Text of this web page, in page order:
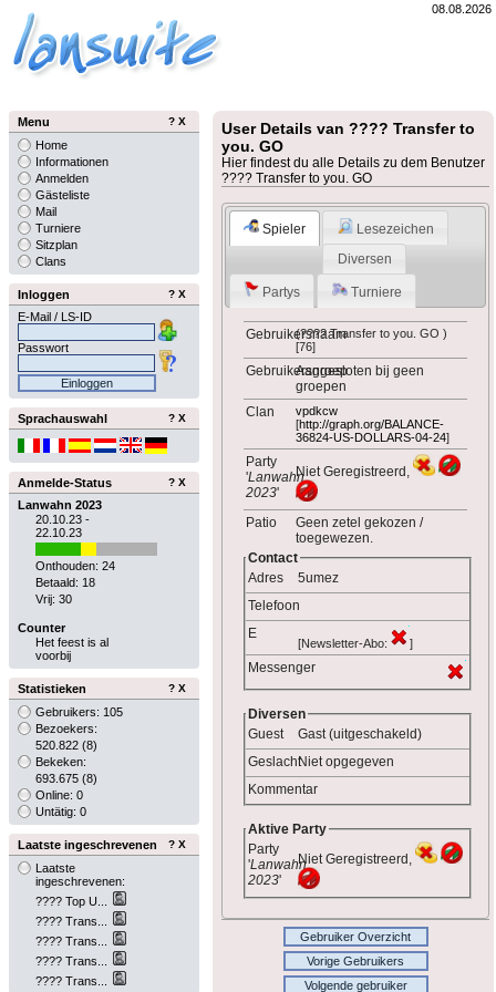
08.08.2026
User Details van ???? Transfer to
you. GO
Hier findest du alle Details zu dem Benutzer
???? Transfer to you. GO
Spieler
Lesezeichen
Diversen
Partys Turniere
Gebruikersnaam(???? Transfer to you. GO )
[76]
GebruikersgroepAangesloten bij geen
groepen
Clan
vpdkcw
[http://graph.org/BALANCE-
36824-US-DOLLARS-04-24]
Party
'Lanwahn
2023'
Niet Geregistreerd,
Patio
Geen zetel gekozen /
toegewezen.
Contact
Adres
5umez
Telefoon
E
[Newsletter-Abo: ]
Messenger
Diversen
Guest
Gast (uitgeschakeld)
GeslachtNiet opgegeven
Kommentar
Aktive Party
Party
'Lanwahn
2023'
Niet Geregistreerd,
Gebruiker Overzicht
Vorige Gebruikers
Volgende gebruiker
Menu ? X
Home
Informationen
Anmelden
Gästeliste
Mail
Turniere
Sitzplan
Clans
Inloggen ? X
E-Mail / LS-ID
Passwort
Sprachauswahl ? X
Anmelde-Status ? X
Lanwahn 2023
20.10.23 -
22.10.23
Onthouden: 24
Betaald: 18
Vrij: 30
Counter
Het feest is al
voorbij
Statistieken ? X
Gebruikers: 105
Bezoekers:
520.822 (8)
Bekeken:
693.675 (8)
Online: 0
Untätig: 0
Laatste ingeschrevenen ? X
Laatste
ingeschrevenen:
???? Top U...
???? Trans...
???? Trans...
???? Trans...
???? Trans...